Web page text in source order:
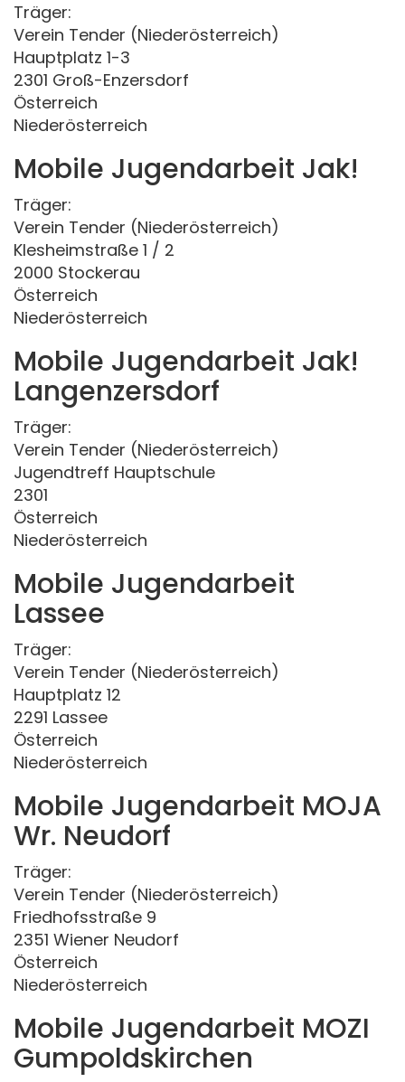
Träger:
Verein Tender (Niederösterreich)
Hauptplatz 1-3
2301 Groß-Enzersdorf
Österreich
Niederösterreich
Mobile Jugendarbeit Jak!
Träger:
Verein Tender (Niederösterreich)
Klesheimstraße 1 / 2
2000 Stockerau
Österreich
Niederösterreich
Mobile Jugendarbeit Jak!
Langenzersdorf
Träger:
Verein Tender (Niederösterreich)
Jugendtreff Hauptschule
2301
Österreich
Niederösterreich
Mobile Jugendarbeit
Lassee
Träger:
Verein Tender (Niederösterreich)
Hauptplatz 12
2291 Lassee
Österreich
Niederösterreich
Mobile Jugendarbeit MOJA
Wr. Neudorf
Träger:
Verein Tender (Niederösterreich)
Friedhofsstraße 9
2351 Wiener Neudorf
Österreich
Niederösterreich
Mobile Jugendarbeit MOZI
Gumpoldskirchen